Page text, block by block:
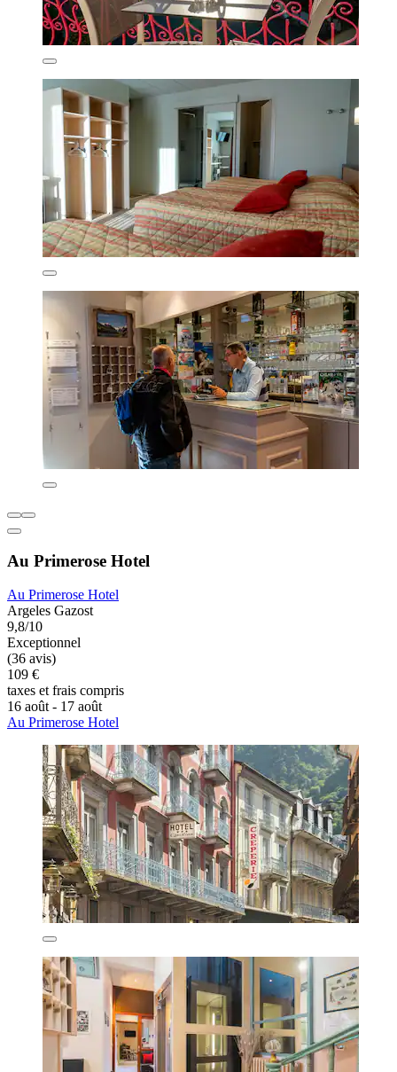
Au Primerose Hotel
Au Primerose Hotel
Argeles Gazost
9,8/10
Exceptionnel
(36 avis)
109 €
taxes et frais compris
16 août - 17 août
Au Primerose Hotel